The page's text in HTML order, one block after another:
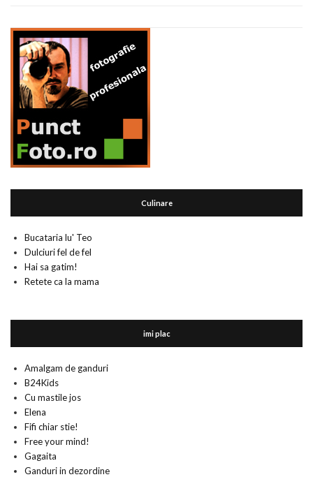
Culinare
Bucataria lu' Teo
Dulciuri fel de fel
Hai sa gatim!
Retete ca la mama
imi plac
Amalgam de ganduri
B24Kids
Cu mastile jos
Elena
Fifi chiar stie!
Free your mind!
Gagaita
Ganduri in dezordine